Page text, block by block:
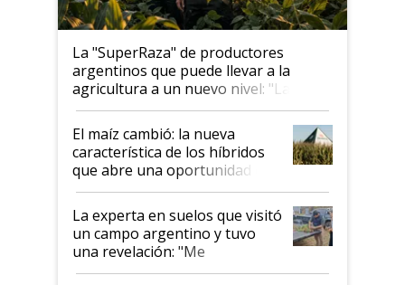
La "SuperRaza" de productores
argentinos que puede llevar a la
agricultura a un nuevo nivel: "Las
posibilidades de crecimiento son
infinitas"
El maíz cambió: la nueva
característica de los híbridos
que abre una oportunidad en
el lote
La experta en suelos que visitó
un campo argentino y tuvo
una revelación: "Me
impresionó mucho"